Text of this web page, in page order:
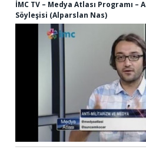
İMC TV – Medya Atlası Programı
Söyleşisi (Alparslan Nas)